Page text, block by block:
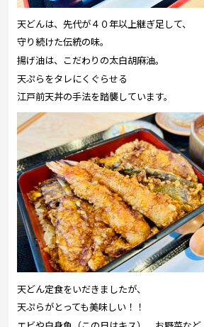
天どんは、先代が４０年以上継ぎ足して、
守り続けた伝統の味。
揚げ油は、こだわりの太白胡麻油。
天ぷらをタレにくぐらせる
江戸前天丼の手法を踏襲しています。
天どん定食をいだきましたが、
天ぷらがとっても美味しい！！